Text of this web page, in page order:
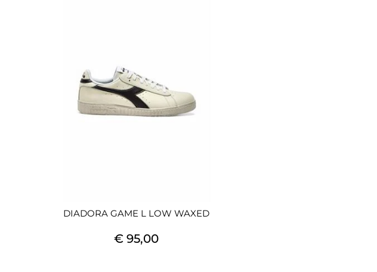
DIADORA GAME L LOW WAXED
€ 95,00